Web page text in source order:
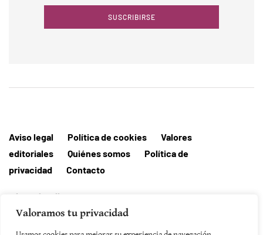
Valoramos tu privacidad
SUSCRIBIRSE
Aviso legal Política de cookies
Valores
editoriales
Quiénes somos
Política de
privacidad
Contacto
Editorial MallorcaHora